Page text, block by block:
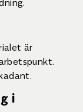
är
i